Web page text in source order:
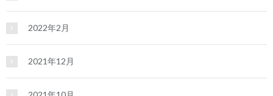
2022年2月
2021年12月